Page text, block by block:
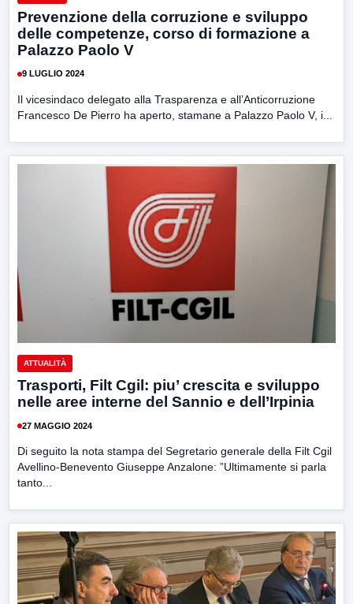
Prevenzione della corruzione e sviluppo
delle competenze, corso di formazione a
Palazzo Paolo V
9 LUGLIO 2024
Il vicesindaco delegato alla Trasparenza e all’Anticorruzione
Francesco De Pierro ha aperto, stamane a Palazzo Paolo V, i...
ATTUALITÀ
Trasporti, Filt Cgil: piu’ crescita e sviluppo
nelle aree interne del Sannio e dell’Irpinia
27 MAGGIO 2024
Di seguito la nota stampa del Segretario generale della Filt Cgil
Avellino-Benevento Giuseppe Anzalone: ”Ultimamente si parla
tanto...